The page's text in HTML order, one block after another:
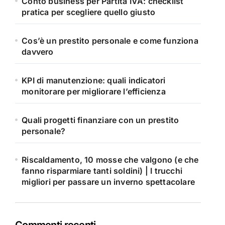
pratica per scegliere quello giusto
Cos’è un prestito personale e come funziona
davvero
KPI di manutenzione: quali indicatori
monitorare per migliorare l’efficienza
Quali progetti finanziare con un prestito
personale?
Riscaldamento, 10 mosse che valgono (e che
fanno risparmiare tanti soldini) | I trucchi
migliori per passare un inverno spettacolare